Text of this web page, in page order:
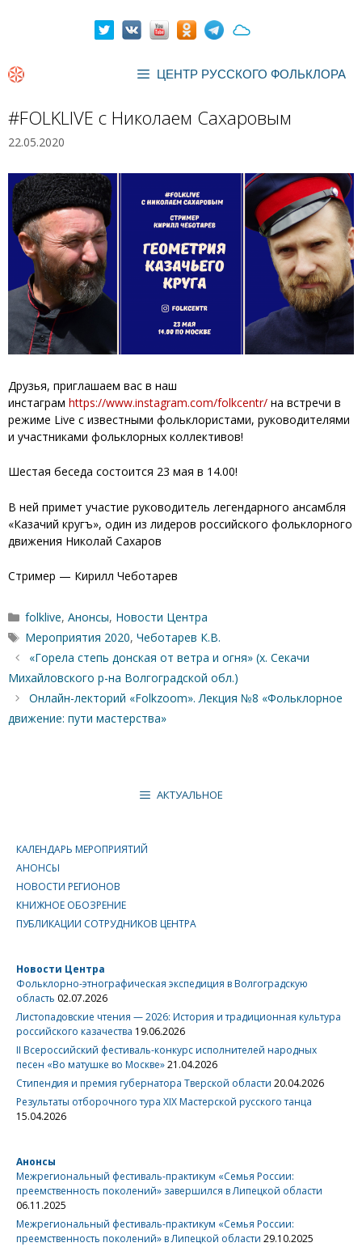
ЦЕНТР РУССКОГО ФОЛЬКЛОРА
#FOLKLIVE с Николаем Сахаровым
22.05.2020
Друзья, приглашаем вас в наш
инстаграм https://www.instagram.com/folkcentr/ на встречи в
режиме Live с известными фольклористами, руководителями
и участниками фольклорных коллективов!
Шестая беседа состоится 23 мая в 14.00!
В ней примет участие руководитель легендарного ансамбля
«Казачий кругъ», один из лидеров российского фольклорного
движения Николай Сахаров
Стример — Кирилл Чеботарев
Рубрики
folklive,Анонсы, Новости Центра
Метки
Мероприятия 2020,Чеботарев К.В.
«Горела степь донская от ветра и огня» (х. Секачи
Михайловского р-на Волгоградской обл.)
Онлайн-лекторий «Folkzoom». Лекция №8 «Фольклорное
движение: пути мастерства»
АКТУАЛЬНОЕ
КАЛЕНДАРЬ МЕРОПРИЯТИЙ
АНОНСЫ
НОВОСТИ РЕГИОНОВ
КНИЖНОЕ ОБОЗРЕНИЕ
ПУБЛИКАЦИИ СОТРУДНИКОВ ЦЕНТРА
Новости Центра
Фольклорно-этнографическая экспедиция в Волгоградскую
область 02.07.2026
Листопадовские чтения — 2026: История и традиционная культура
российского казачества 19.06.2026
II Всероссийский фестиваль-конкурс исполнителей народных
песен «Во матушке во Москве»21.04.2026
Стипендия и премия губернатора Тверской области 20.04.2026
Результаты отборочного тура XIX Мастерской русского танца
15.04.2026
Анонсы
Межрегиональный фестиваль-практикум «Семья России:
преемственность поколений» завершился в Липецкой области
06.11.2025
Межрегиональный фестиваль-практикум «Семья России:
преемственность поколений» в Липецкой области 29.10.2025